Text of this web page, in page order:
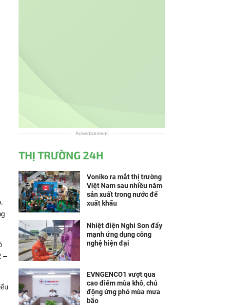
–
Advertisement
THỊ TRƯỜNG 24H
Voniko ra mắt thị trường
Việt Nam sau nhiều năm
sản xuất trong nước để
xuất khẩu
Nhiệt điện Nghi Sơn đẩy
mạnh ứng dụng công
nghệ hiện đại
EVNGENCO1 vượt qua
cao điểm mùa khô, chủ
động ứng phó mùa mưa
bão